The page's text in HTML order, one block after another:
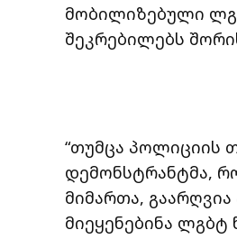
მობილიზებული
შეკრებილებს
“თუმცა პოლიციის
დემონსტრანტმა,
მიმართა,
მიეყენებინა